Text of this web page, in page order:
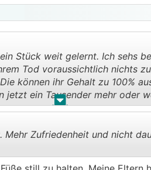
. .
Stück weit gelernt. Ich sehs
Tod voraussichtlich nichts
können ihr Gehalt zu 100%
jetzt ein Tausender mehr oder
Zufriedenheit und nicht